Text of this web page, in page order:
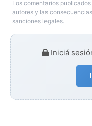
Los comentarios
autores y las
sanciones legales.
Iniciá